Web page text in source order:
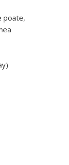
poate,